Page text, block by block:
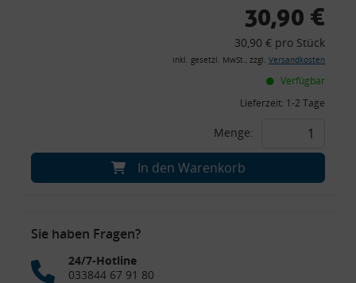
30,90 €
30,90 € pro Stück
inkl. gesetzl. MwSt., zzgl. Versandkosten
Verfügbar
Lieferzeit: 1-2 Tage
Menge:
In den Warenkorb
Sie haben Fragen?
24/7-Hotline
033844 67 91 80